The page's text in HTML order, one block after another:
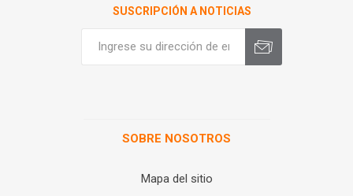
SUSCRIPCIÓN A NOTICIAS
SOBRE NOSOTROS
Mapa del sitio